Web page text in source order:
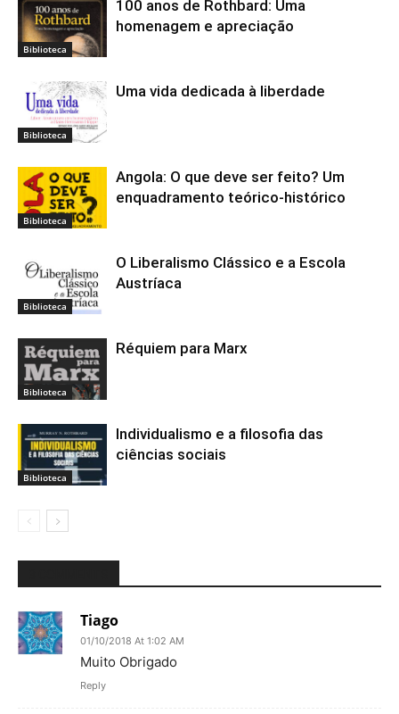
Biblioteca
100 anos de Rothbard: Uma
homenagem e apreciação
Biblioteca
Uma vida dedicada à liberdade
Biblioteca
Angola: O que deve ser feito? Um
enquadramento teórico-histórico
Biblioteca
O Liberalismo Clássico e a Escola
Austríaca
Biblioteca
Réquiem para Marx
Biblioteca
Individualismo e a filosofia das
ciências sociais
Tiago
01/10/2018 At 1:02 AM
Muito Obrigado
Reply